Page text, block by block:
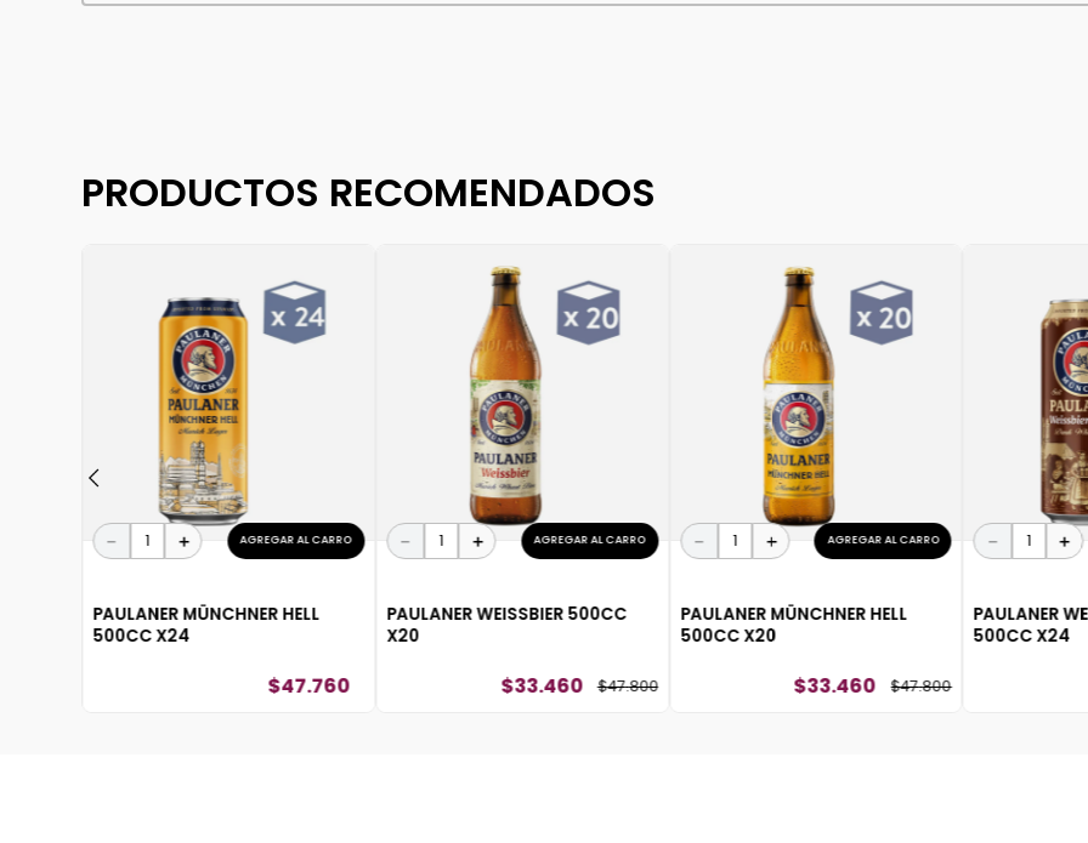
PRODUCTOS RECOMENDADOS
＋
－ AGREGAR AL CARRO
PAULANER MÜNCHNER HELL
500CC X24
$47.760
＋
－ AGREGAR AL CARRO
PAULANER WEISSBIER 500CC
X20
$33.460 $47.800
＋
－ AGREGAR AL CARRO
PAULANER MÜNCHNER HELL
500CC X20
$33.460 $47.800
＋
－
PAULANER
500CC X24